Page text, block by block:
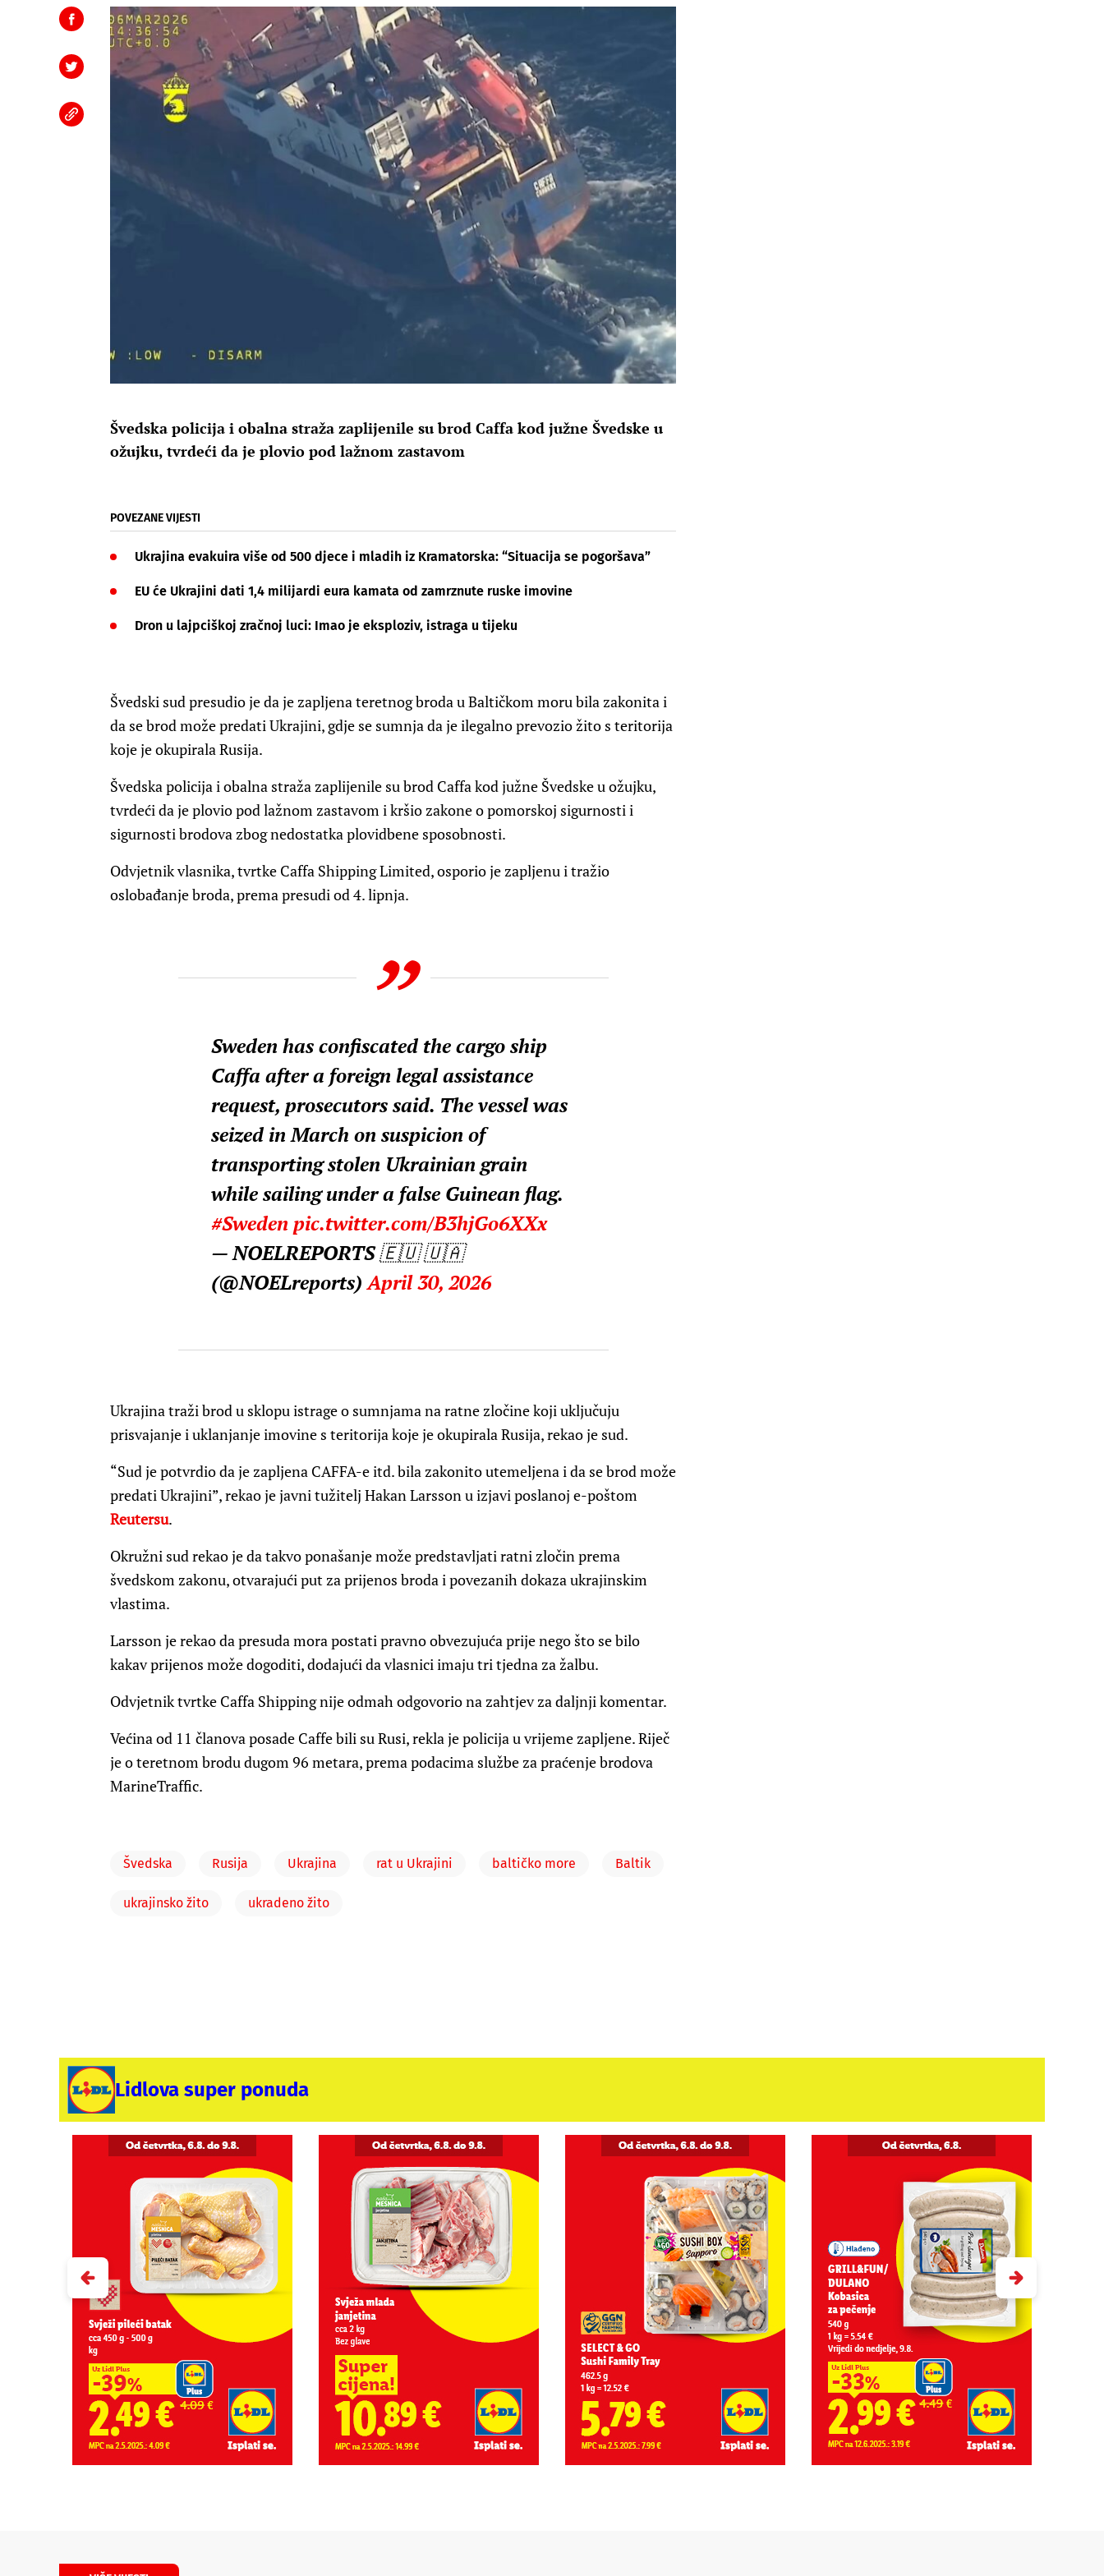
Švedska policija i obalna straža zaplijenile su brod Caffa kod južne Švedske u
ožujku, tvrdeći da je plovio pod lažnom zastavom
POVEZANE VIJESTI
Ukrajina evakuira više od 500 djece i mladih iz Kramatorska: “Situacija se pogoršava”
EU će Ukrajini dati 1,4 milijardi eura kamata od zamrznute ruske imovine
Dron u lajpciškoj zračnoj luci: Imao je eksploziv, istraga u tijeku
Švedski sud presudio je da je zapljena teretnog broda u Baltičkom moru bila zakonita i
da se brod može predati Ukrajini, gdje se sumnja da je ilegalno prevozio žito s teritorija
koje je okupirala Rusija.
Švedska policija i obalna straža zaplijenile su brod Caffa kod južne Švedske u ožujku,
tvrdeći da je plovio pod lažnom zastavom i kršio zakone o pomorskoj sigurnosti i
sigurnosti brodova zbog nedostatka plovidbene sposobnosti.
Odvjetnik vlasnika, tvrtke Caffa Shipping Limited, osporio je zapljenu i tražio
oslobađanje broda, prema presudi od 4. lipnja.
Sweden has confiscated the cargo ship
Caffa after a foreign legal assistance
request, prosecutors said. The vessel was
seized in March on suspicion of
transporting stolen Ukrainian grain
while sailing under a false Guinean flag.
#Sweden pic.twitter.com/B3hjGo6XXx
— NOELREPORTS 🇪🇺 🇺🇦
(@NOELreports)April 30, 2026
Ukrajina traži brod u sklopu istrage o sumnjama na ratne zločine koji uključuju
prisvajanje i uklanjanje imovine s teritorija koje je okupirala Rusija, rekao je sud.
“Sud je potvrdio da je zapljena CAFFA-e itd. bila zakonito utemeljena i da se brod može
predati Ukrajini”, rekao je javni tužitelj Hakan Larsson u izjavi poslanoj e-poštom
Reutersu.
Okružni sud rekao je da takvo ponašanje može predstavljati ratni zločin prema
švedskom zakonu, otvarajući put za prijenos broda i povezanih dokaza ukrajinskim
vlastima.
Larsson je rekao da presuda mora postati pravno obvezujuća prije nego što se bilo
kakav prijenos može dogoditi, dodajući da vlasnici imaju tri tjedna za žalbu.
Odvjetnik tvrtke Caffa Shipping nije odmah odgovorio na zahtjev za daljnji komentar.
Većina od 11 članova posade Caffe bili su Rusi, rekla je policija u vrijeme zapljene. Riječ
je o teretnom brodu dugom 96 metara, prema podacima službe za praćenje brodova
MarineTraffic.
Švedska Rusija Ukrajina rat u Ukrajini baltičko more Baltik
ukrajinsko žito ukradeno žito
Lidlova super ponuda